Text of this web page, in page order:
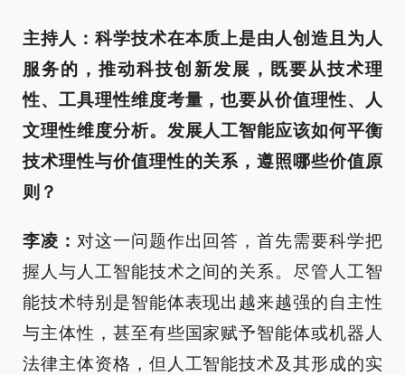
主持人：科学技术在本质上是由人创造且为人
服务的，推动科技创新发展，既要从技术理
性、工具理性维度考量，也要从价值理性、人
文理性维度分析。发展人工智能应该如何平衡
技术理性与价值理性的关系，遵照哪些价值原
则？
李凌： 对这一问题作出回答，首先需要科学把
握人与人工智能技术之间的关系。尽管人工智
能技术特别是智能体表现出越来越强的自主性
与主体性，甚至有些国家赋予智能体或机器人
法律主体资格，但人工智能技术及其形成的实